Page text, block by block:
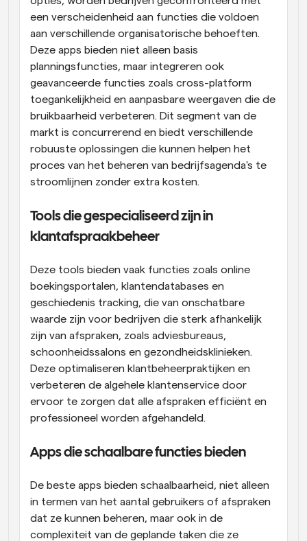
een verscheidenheid aan functies die voldoen
aan verschillende organisatorische behoeften.
Deze apps bieden niet alleen basis
planningsfuncties, maar integreren ook
geavanceerde functies zoals cross-platform
toegankelijkheid en aanpasbare weergaven die de
bruikbaarheid verbeteren. Dit segment van de
markt is concurrerend en biedt verschillende
robuuste oplossingen die kunnen helpen het
proces van het beheren van bedrijfsagenda's te
stroomlijnen zonder extra kosten.
Tools die gespecialiseerd zijn in
klantafspraakbeheer
Deze tools bieden vaak functies zoals online
boekingsportalen, klantendatabases en
geschiedenis tracking, die van onschatbare
waarde zijn voor bedrijven die sterk afhankelijk
zijn van afspraken, zoals adviesbureaus,
schoonheidssalons en gezondheidsklinieken.
Deze optimaliseren klantbeheerpraktijken en
verbeteren de algehele klantenservice door
ervoor te zorgen dat alle afspraken efficiënt en
professioneel worden afgehandeld.
Apps die schaalbare functies bieden
De beste apps bieden schaalbaarheid, niet alleen
in termen van het aantal gebruikers of afspraken
dat ze kunnen beheren, maar ook in de
complexiteit van de geplande taken die ze